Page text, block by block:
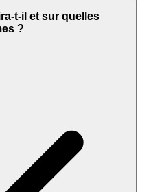
t-il et sur quelles
?